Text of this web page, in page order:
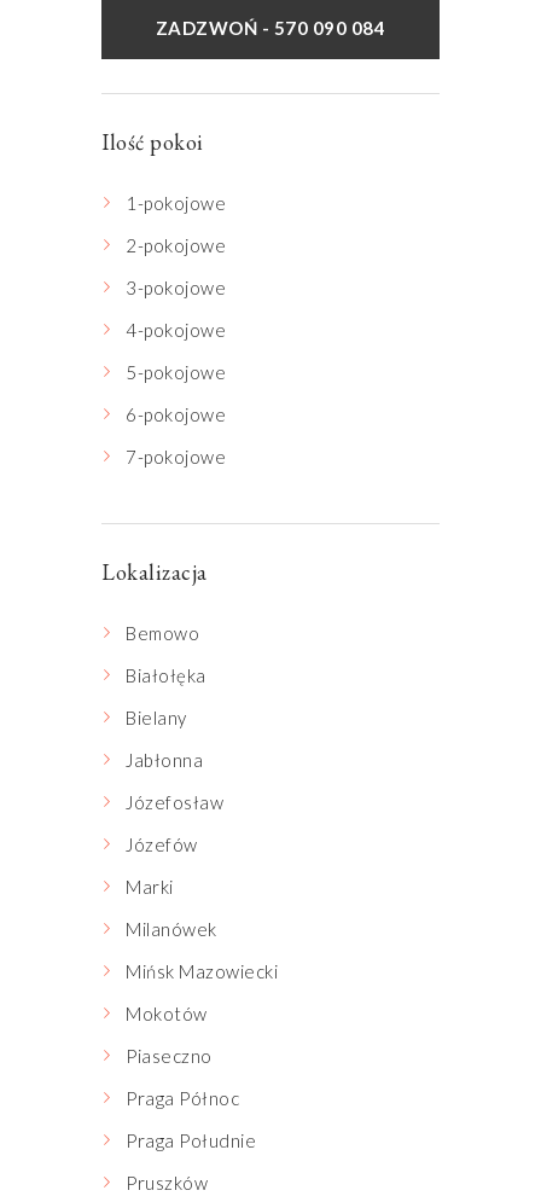
ZADZWOŃ - 570 090 084
Ilość pokoi
1-pokojowe
2-pokojowe
3-pokojowe
4-pokojowe
5-pokojowe
6-pokojowe
7-pokojowe
Lokalizacja
Bemowo
Białołęka
Bielany
Jabłonna
Józefosław
Józefów
Marki
Milanówek
Mińsk Mazowiecki
Mokotów
Piaseczno
Praga Północ
Praga Południe
Pruszków